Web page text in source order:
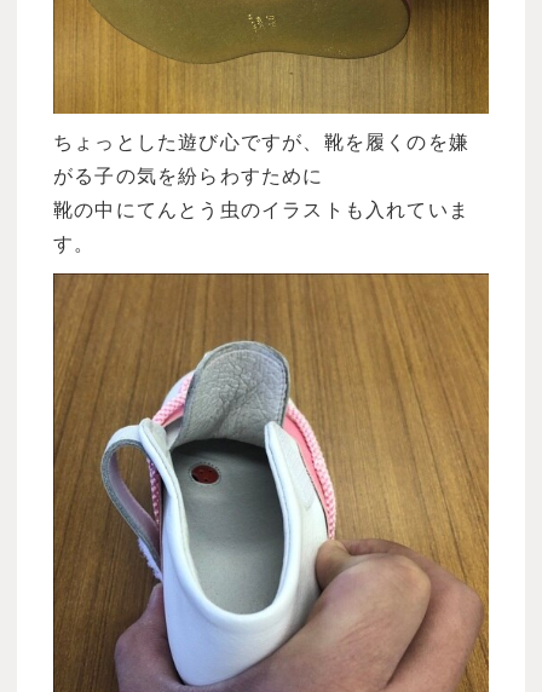
ちょっとした遊び心ですが、靴を履くのを嫌
がる子の気を紛らわすために
靴の中にてんとう虫のイラストも入れていま
す。